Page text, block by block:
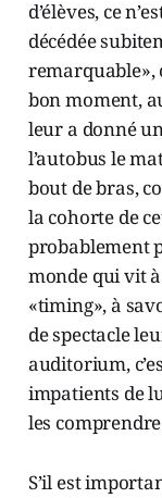
d’élèves, ce
décédée
remarquable»,
bon moment,
leur a donné
l’autobus le
bout de bras,
la cohorte de
probablement
monde qui vit
«timing», à
de spectacle
auditorium,
impatients de
les
S’il est